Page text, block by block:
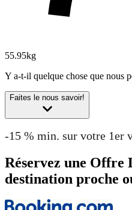
55.95kg
Y a-t-il quelque chose que nous
Faites le nous savoir!
-15 % min. sur votre 1er
Réservez une Offre
destination proche